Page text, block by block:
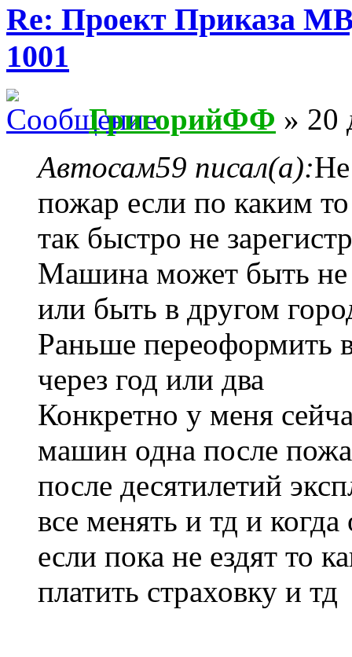
Re: Проект Приказа
1001
ГригорийФФ » 20
Автосам59 писал(а):Не
пожар если по каким
так быстро не
Машина может быть не
или быть в другом
Раньше
через год или два
Конкретно у меня
машин одна после
после десятилетий
все менять и тд и
если пока не ездят то
платить страховку и тд